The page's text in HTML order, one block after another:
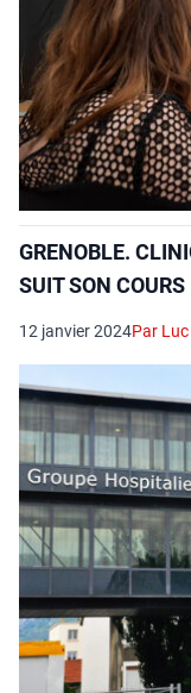
GRENOBLE.
SUIT SON COURS
12 janvier 2024Par